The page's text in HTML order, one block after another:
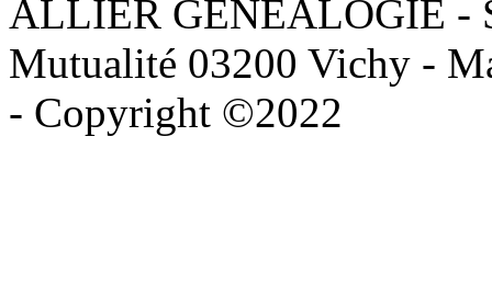
ALLIER GENEALOGIE -
Mutualité 03200 Vichy -
- Copyright ©2022